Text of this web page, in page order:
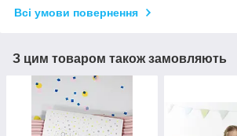
Всі умови повернення
З цим товаром також замовляють